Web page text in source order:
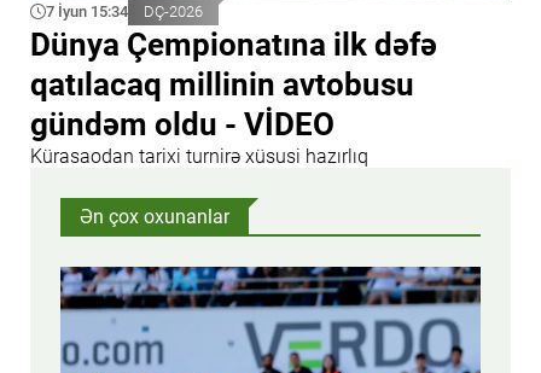
7 İyun 15:34 DÇ-2026
Dünya Çempionatına ilk dəfə
qatılacaq millinin avtobusu
gündəm oldu - VİDEO
Kürasaodan tarixi turnirə xüsusi hazırlıq
Ən çox oxunanlar